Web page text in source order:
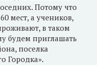
Потому что
мест, а учеников,
в таком
будем приглашать
поселка
Городка».